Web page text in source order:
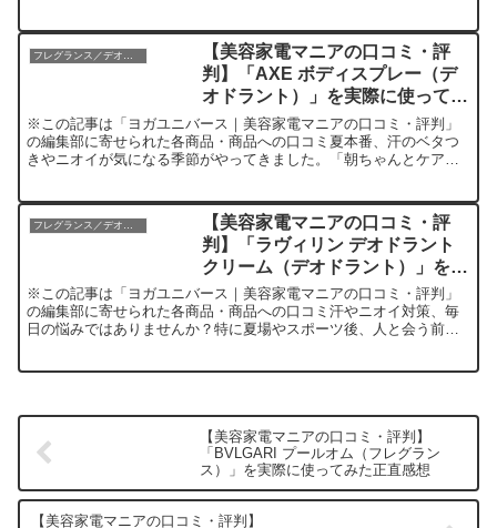
【美容家電マニアの口コミ・評
判】「AXE ボディスプレー（デ
オドラント）」を実際に使ってみ
た正直感想
※この記事は「ヨガユニバース｜美容家電マニアの口コミ・評判」
の編集部に寄せられた各商品・商品への口コミ夏本番、汗のベタつ
きやニオイが気になる季節がやってきました。「朝ちゃんとケアし
【美容家電マニアの口コミ・評
判】「ラヴィリン デオドラント
クリーム（デオドラント）」を実
際に使ってみた正直感想
※この記事は「ヨガユニバース｜美容家電マニアの口コミ・評判」
の編集部に寄せられた各商品・商品への口コミ汗やニオイ対策、毎
日の悩みではありませんか？特に夏場やスポーツ後、人と会う前な
【美容家電マニアの口コミ・評判】
「BVLGARI プールオム（フレグラン
ス）」を実際に使ってみた正直感想
【美容家電マニアの口コミ・評判】